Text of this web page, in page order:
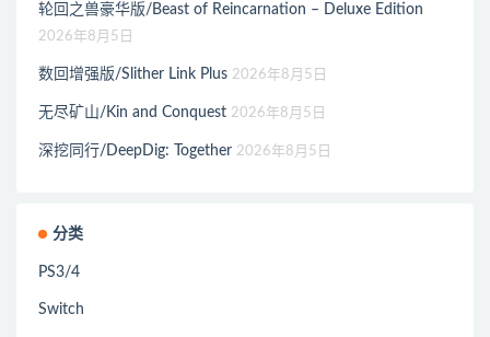
轮回之兽豪华版/Beast of Reincarnation – Deluxe Edition
2026年8月5日
数回增强版/Slither Link Plus 2026年8月5日
无尽矿山/Kin and Conquest 2026年8月5日
深挖同行/DeepDig: Together 2026年8月5日
分类
PS3/4
Switch